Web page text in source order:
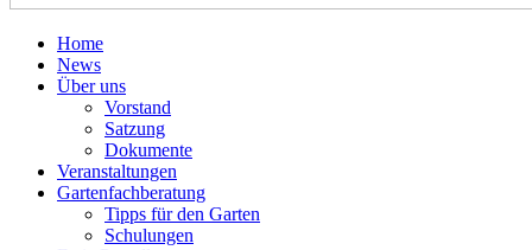
Home
News
Über uns
Vorstand
Satzung
Dokumente
Veranstaltungen
Gartenfachberatung
Tipps für den Garten
Schulungen